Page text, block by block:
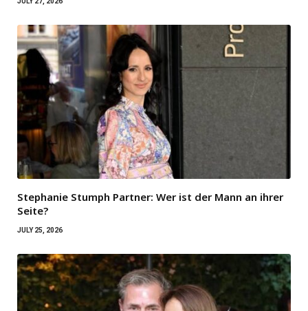
Stephanie Stumph Partner: Wer ist der Mann an ihrer
Seite?
JULY 25, 2026